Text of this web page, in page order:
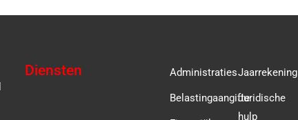
Diensten Administraties
Belastingaangifte
Jaarrekening
Juridische
hulp